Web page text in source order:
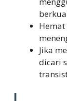
Jika
dicari